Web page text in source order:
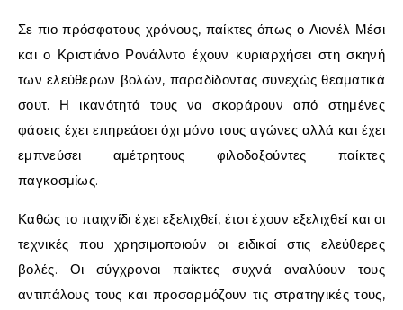
Σε πιο πρόσφατους χρόνους, παίκτες όπως ο Λιονέλ Μέσι
και ο Κριστιάνο Ρονάλντο έχουν κυριαρχήσει στη σκηνή
των ελεύθερων βολών, παραδίδοντας συνεχώς θεαματικά
σουτ. Η ικανότητά τους να σκοράρουν από στημένες
φάσεις έχει επηρεάσει όχι μόνο τους αγώνες αλλά και έχει
εμπνεύσει αμέτρητους φιλοδοξούντες παίκτες
παγκοσμίως.
Καθώς το παιχνίδι έχει εξελιχθεί, έτσι έχουν εξελιχθεί και οι
τεχνικές που χρησιμοποιούν οι ειδικοί στις ελεύθερες
βολές. Οι σύγχρονοι παίκτες συχνά αναλύουν τους
αντιπάλους τους και προσαρμόζουν τις στρατηγικές τους,